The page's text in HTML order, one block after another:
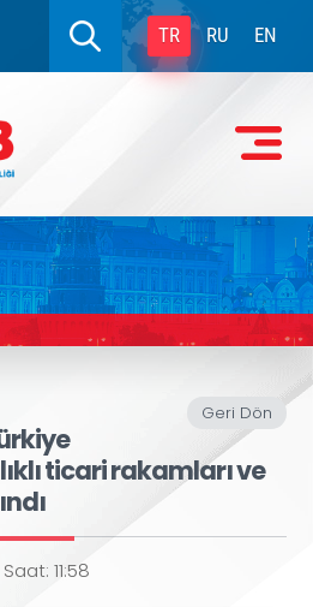
TR RU EN
Geri Dön
ticari rakamları ve
11:58